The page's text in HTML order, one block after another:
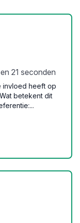
21 seconden
invloed heeft op
betekent dit